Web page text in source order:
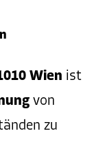
Wien ist
von
zu